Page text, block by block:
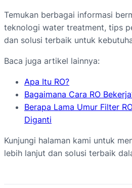
Temukan berbagai informasi
teknologi water treatment, tips
dan solusi terbaik untuk
Baca juga artikel lainnya:
Apa Itu RO?
Bagaimana Cara RO
Berapa Lama Umur Filter
Diganti
Kunjungi halaman kami untuk
lebih lanjut dan solusi terbaik